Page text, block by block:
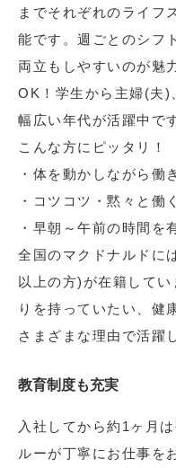
までそれぞれのライフ
能です。週ごとのシフ
両立もしやすいのが魅
OK！学生から主婦(夫)
幅広い年代が活躍中で
こんな方にピッタリ！
・体を動かしながら働
・コツコツ・黙々と働
・早朝～午前の時間を
全国のマクドナルドに
以上の方)が在籍して
りを持っていたい、健
さまざまな理由で活躍
教育制度も充実
入社してから約1ヶ月
ルーが丁寧にお仕事を